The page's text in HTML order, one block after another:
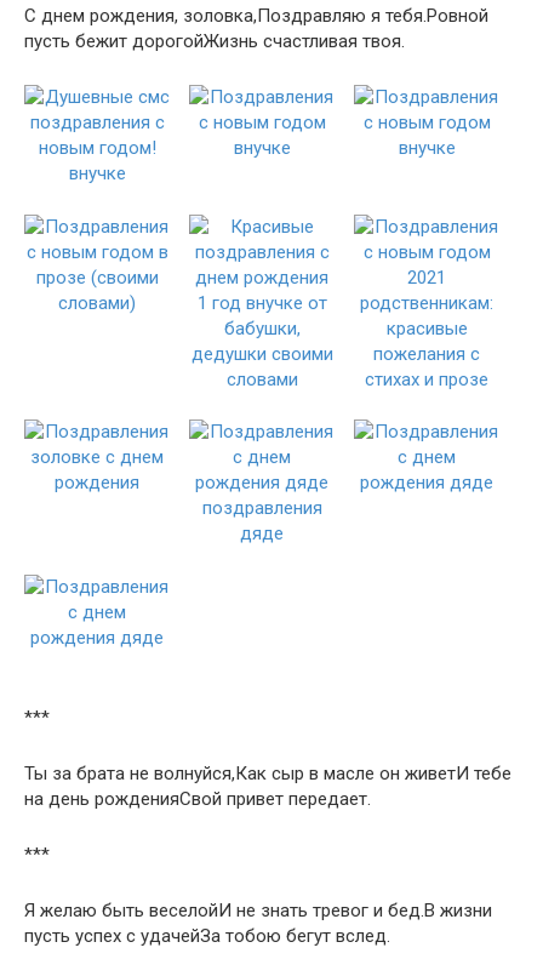
С днем рождения, золовка,Поздравляю я тебя.Ровной
пусть бежит дорогойЖизнь счастливая твоя.
***
Ты за брата не волнуйся,Как сыр в масле он живетИ тебе
на день рожденияСвой привет передает.
***
Я желаю быть веселойИ не знать тревог и бед.В жизни
пусть успех с удачейЗа тобою бегут вслед.